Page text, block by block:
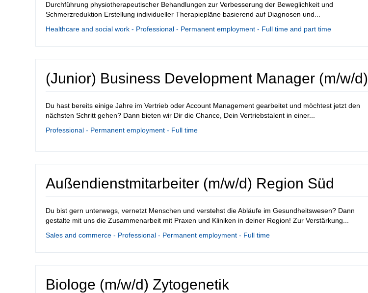
Durchführung physiotherapeutischer Behandlungen zur Verbesserung der Beweglichkeit und
Schmerzreduktion Erstellung individueller Therapiepläne basierend auf Diagnosen und...
Healthcare and social work - Professional - Permanent employment - Full time and part time
(Junior) Business Development Manager (m/w/d)
Du hast bereits einige Jahre im Vertrieb oder Account Management gearbeitet und möchtest jetzt den
nächsten Schritt gehen? Dann bieten wir Dir die Chance, Dein Vertriebstalent in einer...
Professional - Permanent employment - Full time
Außendienstmitarbeiter (m/w/d) Region Süd
Du bist gern unterwegs, vernetzt Menschen und verstehst die Abläufe im Gesundheitswesen? Dann
gestalte mit uns die Zusammenarbeit mit Praxen und Kliniken in deiner Region! Zur Verstärkung...
Sales and commerce - Professional - Permanent employment - Full time
Biologe (m/w/d) Zytogenetik